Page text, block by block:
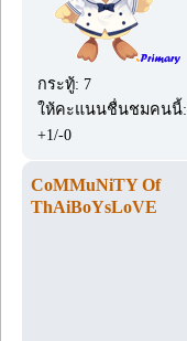
กระทู้: 7
ให้คะแนนชื่นชมคนนี้:
+1/-0
CoMMuNiTY Of
ThAiBoYsLoVE